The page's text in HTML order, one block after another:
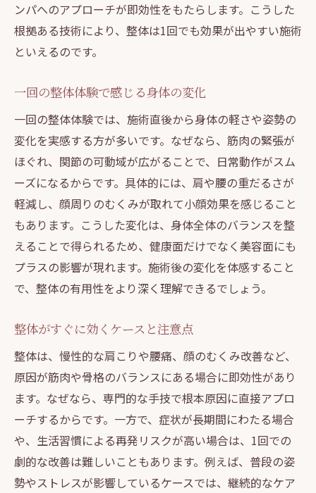
ンパへのアプローチが即効性をもたらします。こうした
根拠ある技術により、整体は1回でも効果が出やすい施術
といえるのです。
一回の整体体験で感じる身体の変化
一回の整体体験では、施術直後から身体の軽さや姿勢の
変化を実感する方が多いです。なぜなら、筋肉の緊張が
ほぐれ、関節の可動域が広がることで、日常動作がスム
ーズになるからです。具体的には、肩や腰の重だるさが
軽減し、顔周りのむくみが取れて小顔効果を感じること
もあります。こうした変化は、身体全体のバランスを整
えることで得られるため、健康面だけでなく美容面にも
プラスの影響が現れます。施術後の変化を体感すること
で、整体の有用性をより深く理解できるでしょう。
整体がすぐに効くケースと注意点
整体は、慢性的な肩こりや腰痛、顔のむくみ改善など、
原因が筋肉や骨格のバランスにある場合に即効性があり
ます。なぜなら、専門的な手技で根本原因に直接アプロ
ーチするからです。一方で、症状が長期間にわたる場合
や、生活習慣による再発リスクが高い場合は、1回での
劇的な改善は難しいこともあります。例えば、普段の姿
勢やストレスが影響しているケースでは、継続的なケア